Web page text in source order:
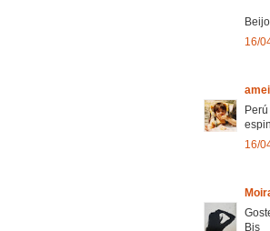
16/
16/
Bjs